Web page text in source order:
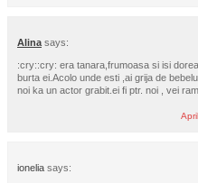
Alina says:
:cry::cry: era tanara,frumoasa si isi
burta ei.Acolo unde esti ,ai grija de
noi ka un actor grabit.ei fi ptr. noi , vei
ionelia says: